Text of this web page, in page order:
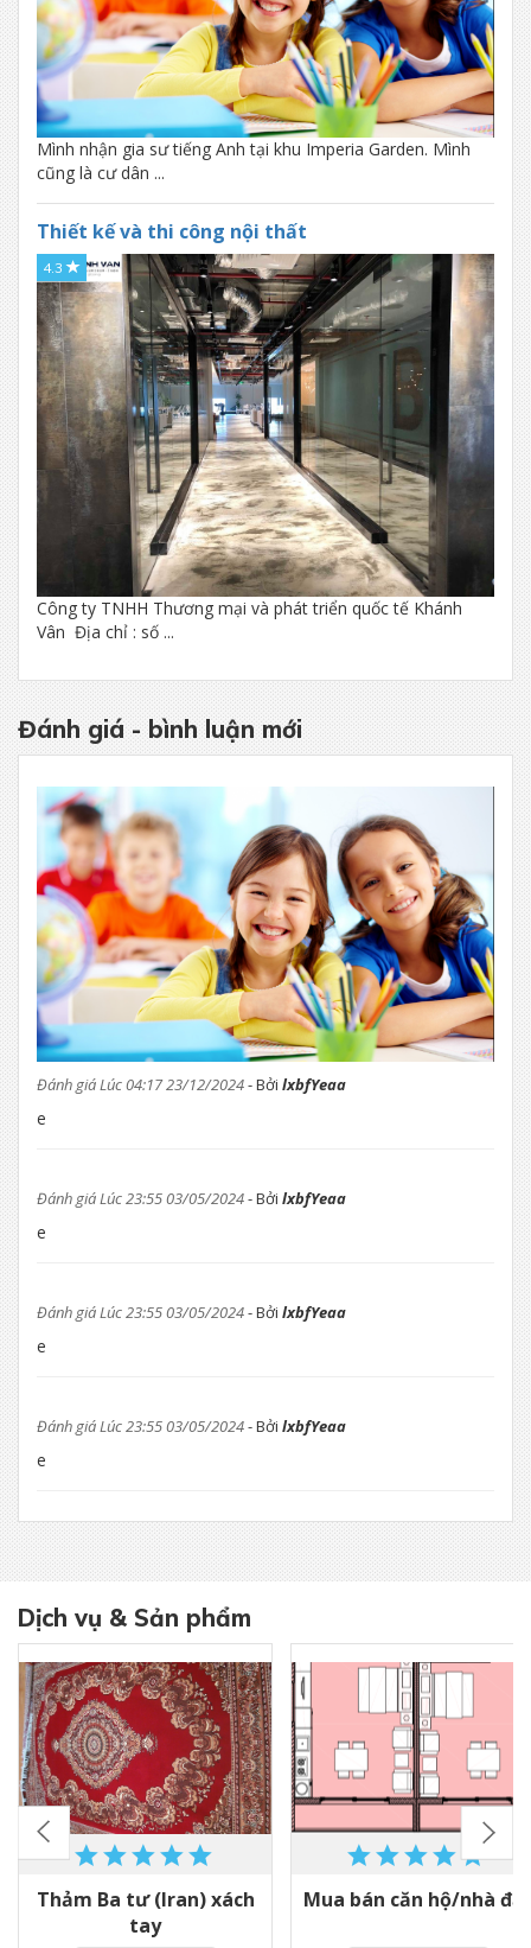
Mình nhận gia sư tiếng Anh tại khu Imperia Garden. Mình
cũng là cư dân ...
Thiết kế và thi công nội thất
4.3
Công ty TNHH Thương mại và phát triển quốc tế Khánh
Vân Địa chỉ : số ...
Đánh giá - bình luận mới
Đánh giá Lúc 04:17 23/12/2024- Bởi lxbfYeaa
e
Đánh giá Lúc 23:55 03/05/2024- Bởi lxbfYeaa
e
Đánh giá Lúc 23:55 03/05/2024- Bởi lxbfYeaa
e
Đánh giá Lúc 23:55 03/05/2024- Bởi lxbfYeaa
e
Dịch vụ & Sản phẩm
Thảm Ba tư (Iran) xách
tay
Mua bán căn hộ/nhà